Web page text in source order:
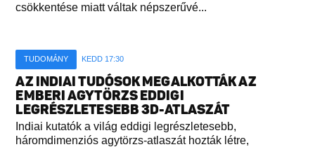
csökkentése miatt váltak népszerűvé...
TUDOMÁNY KEDD 17:30
AZ INDIAI TUDÓSOK MEGALKOTTÁK AZ
EMBERI AGYTÖRZS EDDIGI
LEGRÉSZLETESEBB 3D-ATLASZÁT
Indiai kutatók a világ eddigi legrészletesebb,
háromdimenziós agytörzs-atlaszát hozták létre,